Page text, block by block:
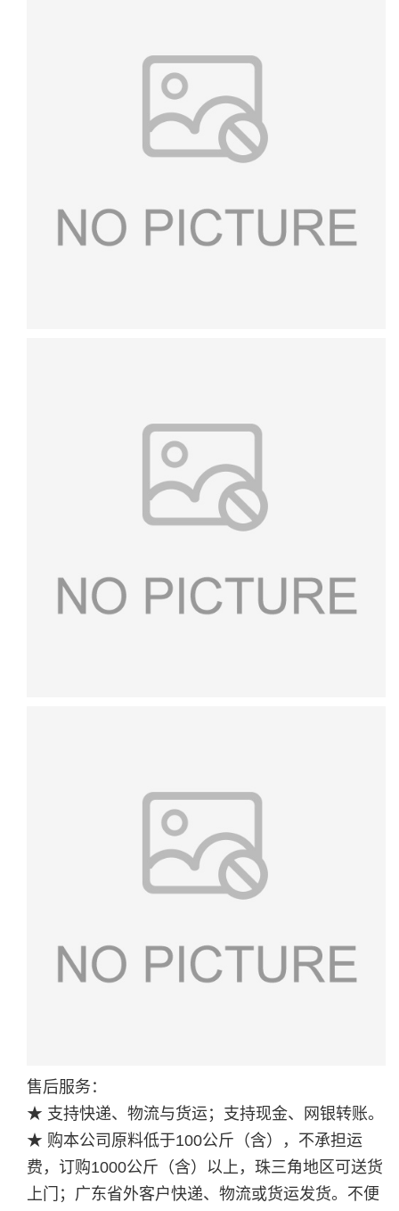
售后服务：
★ 支持快递、物流与货运；支持现金、网银转账。
★ 购本公司原料低于100公斤（含），不承担运
费，订购1000公斤（含）以上，珠三角地区可送货
上门；广东省外客户快递、物流或货运发货。不便